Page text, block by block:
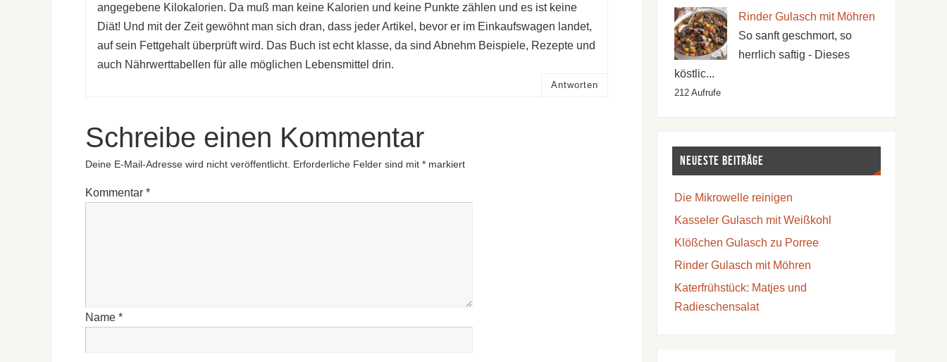
angegebene Kilokalorien. Da muß man keine Kalorien und keine Punkte zählen und es ist keine
Diät! Und mit der Zeit gewöhnt man sich dran, dass jeder Artikel, bevor er im Einkaufswagen landet,
auf sein Fettgehalt überprüft wird. Das Buch ist echt klasse, da sind Abnehm Beispiele, Rezepte und
auch Nährwerttabellen für alle möglichen Lebensmittel drin.
Antworten
Schreibe einen Kommentar
Deine E-Mail-Adresse wird nicht veröffentlicht. Erforderliche Felder sind mit * markiert
Kommentar *
Name *
Rinder Gulasch mit Möhren
So sanft geschmort, so
herrlich saftig - Dieses
köstlic...
212 Aufrufe
Neueste Beiträge
Die Mikrowelle reinigen
Kasseler Gulasch mit Weißkohl
Klößchen Gulasch zu Porree
Rinder Gulasch mit Möhren
Katerfrühstück: Matjes und
Radieschensalat